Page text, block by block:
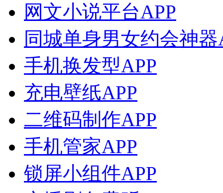
网文小说平台APP
同城单身男女约会神器
手机换发型APP
充电壁纸APP
二维码制作APP
手机管家APP
锁屏小组件APP